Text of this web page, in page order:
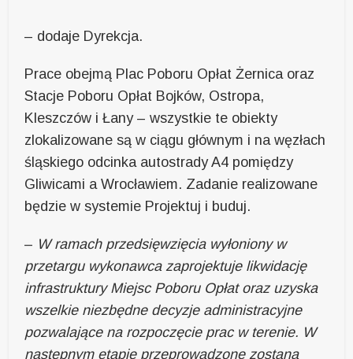
– dodaje Dyrekcja.
Prace obejmą Plac Poboru Opłat Żernica oraz
Stacje Poboru Opłat Bojków, Ostropa,
Kleszczów i Łany – wszystkie te obiekty
zlokalizowane są w ciągu głównym i na węzłach
śląskiego odcinka autostrady A4 pomiędzy
Gliwicami a Wrocławiem. Zadanie realizowane
będzie w systemie Projektuj i buduj.
– W ramach przedsięwzięcia wyłoniony w
przetargu wykonawca zaprojektuje likwidację
infrastruktury Miejsc Poboru Opłat oraz uzyska
wszelkie niezbędne decyzje administracyjne
pozwalające na rozpoczęcie prac w terenie. W
następnym etapie przeprowadzone zostaną